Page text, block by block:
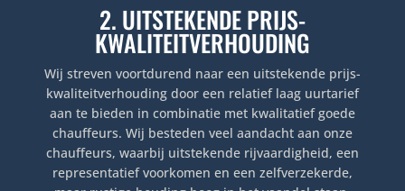
2. UITSTEKENDE PRIJS-
KWALITEITVERHOUDING
Wij streven voortdurend naar een uitstekende prijs-
kwaliteitverhouding door een relatief laag uurtarief
aan te bieden in combinatie met kwalitatief goede
chauffeurs. Wij besteden veel aandacht aan onze
chauffeurs, waarbij uitstekende rijvaardigheid, een
representatief voorkomen en een zelfverzekerde,